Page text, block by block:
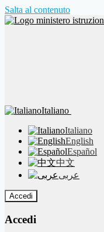
Salta al contenuto
Italiano
Italiano
English
Español
中文
عربى
Accedi
Accedi